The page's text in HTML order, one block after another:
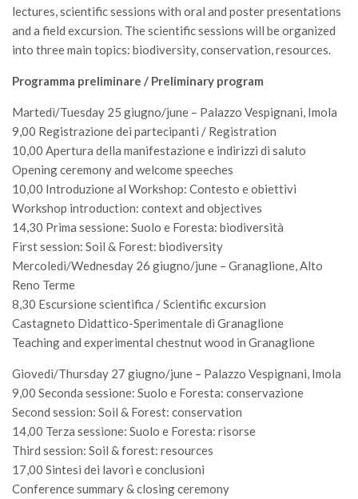
Cartella Stampa
PDF
SISEF Notebook (Rassegna Stampa)
SISEF Eventi
@SISEF Tweets
@ForestTweeting
SISEF Publishing
Redazione SISEF.ORG
Credits
lectures, scientific sessions with oral and poster presentations
and a field excursion. The scientific sessions will be organized
into three main topics: biodiversity, conservation, resources.
Programma preliminare / Preliminary program
Martedì/Tuesday 25 giugno/june – Palazzo Vespignani, Imola
9,00 Registrazione dei partecipanti / Registration
10,00 Apertura della manifestazione e indirizzi di saluto
Opening ceremony and welcome speeches
10,00 Introduzione al Workshop: Contesto e obiettivi
Workshop introduction: context and objectives
14,30 Prima sessione: Suolo e Foresta: biodiversità
First session: Soil & Forest: biodiversity
Mercoledì/Wednesday 26 giugno/june – Granaglione, Alto
Reno Terme
8,30 Escursione scientifica / Scientific excursion
Castagneto Didattico-Sperimentale di Granaglione
Teaching and experimental chestnut wood in Granaglione
Giovedì/Thursday 27 giugno/june – Palazzo Vespignani, Imola
9,00 Seconda sessione: Suolo e Foresta: conservazione
Second session: Soil & Forest: conservation
14,00 Terza sessione: Suolo e Foresta: risorse
Third session: Soil & forest: resources
17,00 Sintesi dei lavori e conclusioni
Conference summary & closing ceremony